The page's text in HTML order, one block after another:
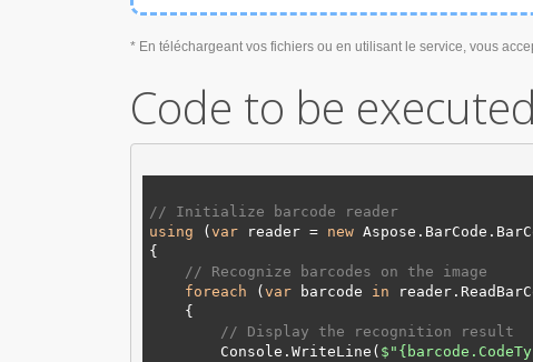
* En téléchargeant vos fichiers ou en utilisant le service, vous
Code to be
// Initialize barcode reader
using ( var reader = new
// Recognize barcodes on the image
foreach ( var barcode in
// Display the recognition result
        Console.WriteLine(
$"